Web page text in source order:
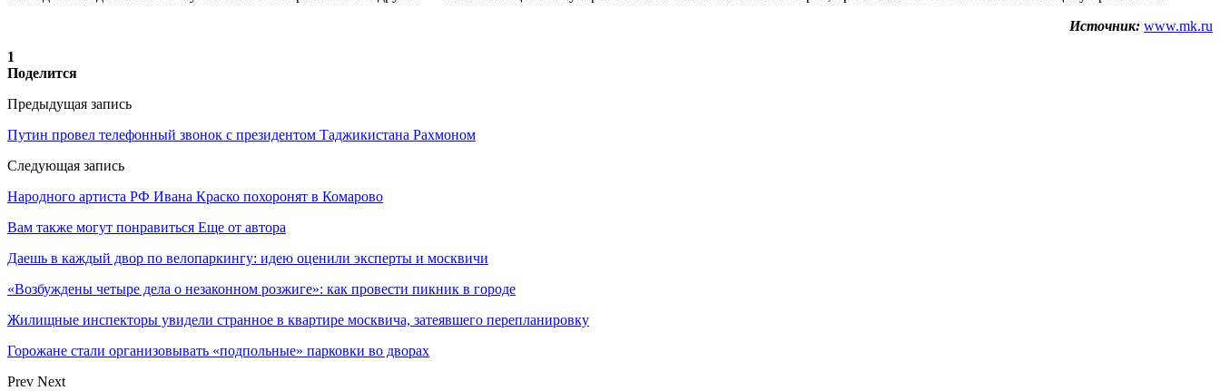
Источник: www.mk.ru
1
Поделится
Предыдущая запись
Путин провел телефонный звонок с президентом Таджикистана Рахмоном
Следующая запись
Народного артиста РФ Ивана Краско похоронят в Комарово
Вам также могут понравиться Еще от автора
Даешь в каждый двор по велопаркингу: идею оценили эксперты и москвичи
«Возбуждены четыре дела о незаконном розжиге»: как провести пикник в городе
Жилищные инспекторы увидели странное в квартире москвича, затеявшего перепланировку
Горожане стали организовывать «подпольные» парковки во дворах
Prev Next